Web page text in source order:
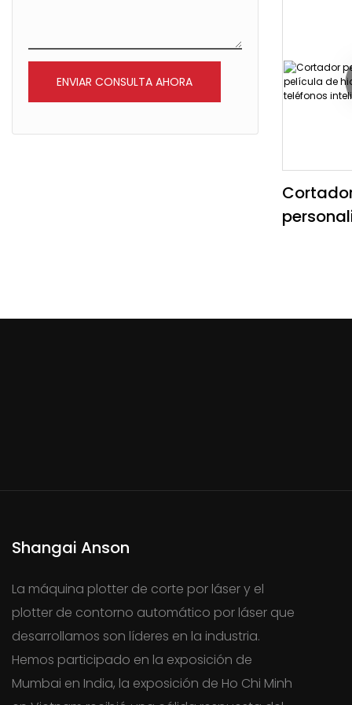
Otros accesorios
ENVIAR CONSULTA AHORA
Shangai Anson
La máquina plotter de corte por láser y el
plotter de contorno automático por láser que
desarrollamos son líderes en la industria.
Hemos participado en la exposición de
Mumbai en India, la exposición de Ho Chi Minh